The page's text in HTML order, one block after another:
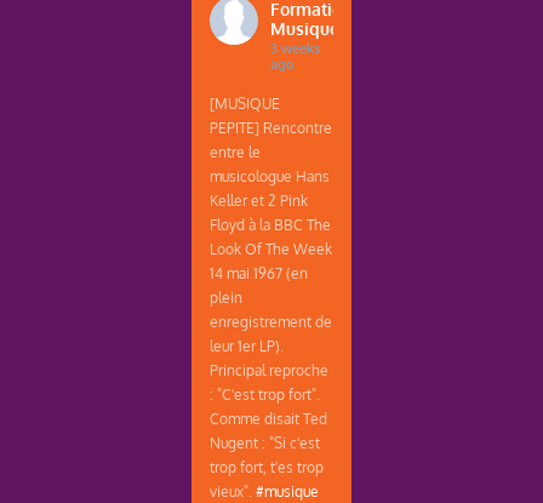
Formations
Musique
3 weeks
ago
[MUSIQUE
PEPITE] Rencontre
entre le
musicologue Hans
Keller et 2 Pink
Floyd à la BBC The
Look Of The Week
14 mai 1967 (en
plein
enregistrement de
leur 1er LP).
Principal reproche
: "C'est trop fort".
Comme disait Ted
Nugent : "Si c'est
trop fort, t'es trop
vieux".#musique